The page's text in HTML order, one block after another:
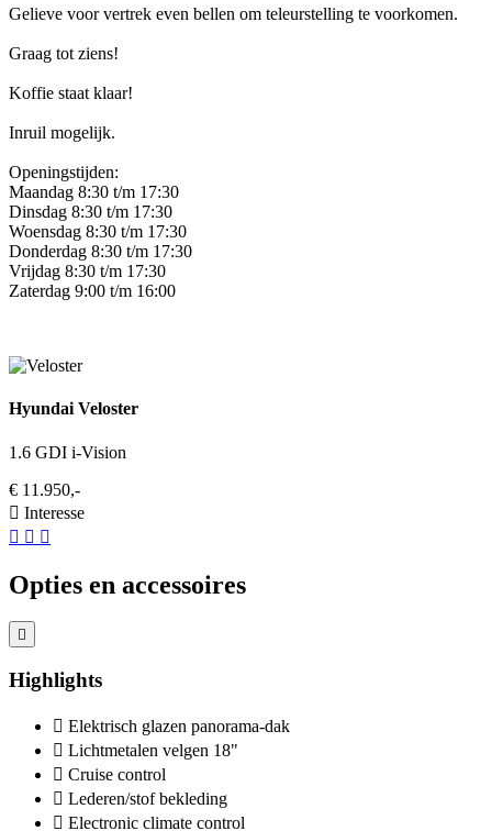
Gelieve voor vertrek even bellen om teleurstelling te voorkomen.
Graag tot ziens!
Koffie staat klaar!
Inruil mogelijk.
Openingstijden:
Maandag 8:30 t/m 17:30
Dinsdag 8:30 t/m 17:30
Woensdag 8:30 t/m 17:30
Donderdag 8:30 t/m 17:30
Vrijdag 8:30 t/m 17:30
Zaterdag 9:00 t/m 16:00
Hyundai Veloster
1.6 GDI i-Vision
€ 11.950,-
Interesse
Opties en accessoires
Highlights
Elektrisch glazen panorama-dak
Lichtmetalen velgen 18"
Cruise control
Lederen/stof bekleding
Electronic climate control